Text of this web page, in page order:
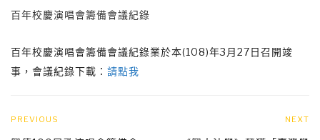
百年校慶演唱會籌備會議紀錄
百年校慶演唱會籌備會議紀錄業於本(108)年3月27日召開竣
事，會議紀錄下載： 請點我
PREVIOUS NEXT